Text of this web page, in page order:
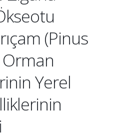
(Pinus
Yerel